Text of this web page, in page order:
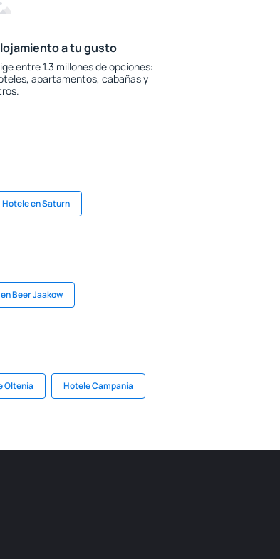
a tu gusto
entre 1.3 millones de opciones:
apartamentos, cabañas y
Hotele en Saturn
Beer Jaakow
Oltenia Hotele Campania